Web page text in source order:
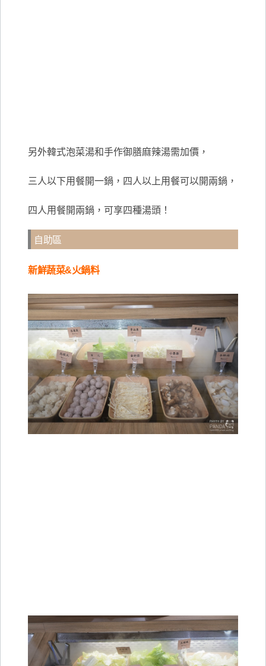
另外韓式泡菜湯和手作御膳麻辣湯需加價，
三人以下用餐開一鍋，四人以上用餐可以開兩鍋，
四人用餐開兩鍋，可享四種湯頭！
自助區
新鮮蔬菜&火鍋料